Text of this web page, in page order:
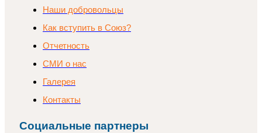
Наши добровольцы
Как вступить в Союз?
Отчетность
СМИ о нас
Галерея
Контакты
Социальные партнеры